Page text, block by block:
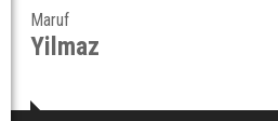
Maruf
Yilmaz